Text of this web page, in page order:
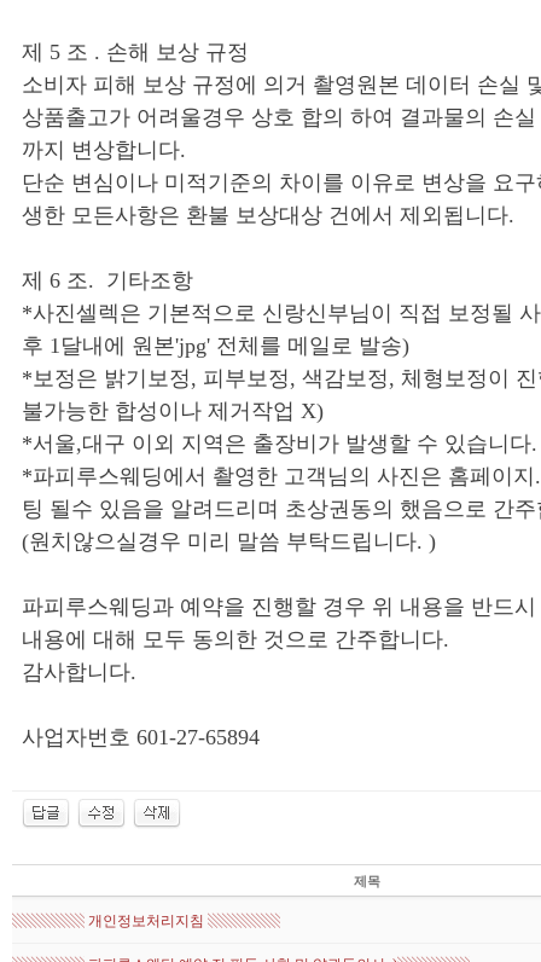
제 5 조 . 손해 보상 규정
소비자 피해 보상 규정에 의거 촬영원본 데이터 손실
상품출고가 어려울경우 상호 합의 하여 결과물의 손
까지 변상합니다.
단순 변심이나 미적기준의 차이를 이유로 변상을 요
생한 모든사항은 환불 보상대상 건에서 제외됩니다.
제 6 조. 기타조항
*사진셀렉은 기본적으로 신랑신부님이 직접 보정될
후 1달내에 원본'jpg' 전체를 메일로 발송)
*보정은 밝기보정, 피부보정, 색감보정, 체형보정이
불가능한 합성이나 제거작업 X)
*서울,대구 이외 지역은 출장비가 발생할 수 있습니다.
*파피루스웨딩에서 촬영한 고객님의 사진은 홈페이
팅 될수 있음을 알려드리며 초상권동의 했음으로 간
(원치않으실경우 미리 말씀 부탁드립니다. )
파피루스웨딩과 예약을 진행할 경우 위 내용을 반드
내용에 대해 모두 동의한 것으로 간주합니다.
감사합니다.
사업자번호 601-27-65894
제목
▧▧▧▧▧ 개인정보처리지침 ▧▧▧▧▧